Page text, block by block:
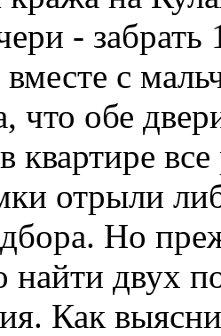
- забрать
с
что обе
квартире
отрыли
Но
найти двух
Как